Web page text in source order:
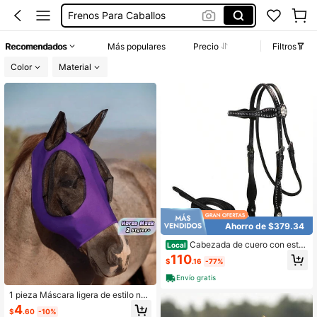
Accesorios Para Caballos
Recomendados Más populares Precio
Filtros
Color
Material
1 pieza Máscara ligera de estilo nue
vo para la cara de caballo, Cubierta
de cabeza de caballo antiinsectos
$4.60 -10%
Ahorro de $379.34
Local Cabezada de cuero con estre
llas y tachuelas a juego con rienda
s, negro, completo para caballo 17 -
1736 - BK
$110.16 -77%
Envío gratis